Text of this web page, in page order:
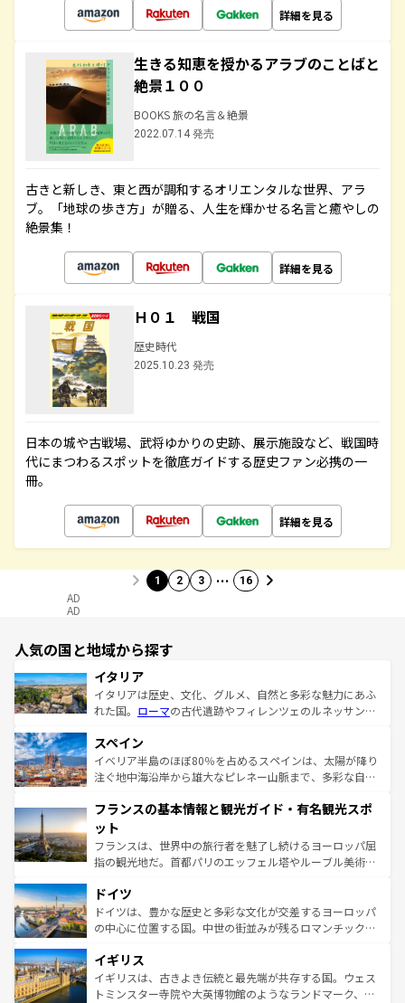
詳細を見る
生きる知恵を授かるアラブのことばと
絶景１００
BOOKS 旅の名言＆絶景
2022.07.14 発売
古きと新しき、東と西が調和するオリエンタルな世界、アラ
ブ。「地球の歩き方」が贈る、人生を輝かせる名言と癒やしの
絶景集！
詳細を見る
Ｈ０１ 戦国
歴史時代
2025.10.23 発売
日本の城や古戦場、武将ゆかりの史跡、展示施設など、戦国時
代にまつわるスポットを徹底ガイドする歴史ファン必携の一
冊。
詳細を見る
1 2 3 … 16
AD
AD
人気の国と地域から探す
イタリア
イタリアは歴史、文化、グルメ、自然と多彩な魅力にあふ
れた国。 ローマの古代遺跡やフィレンツェのルネッサンス
ろん、トスカーナの美しい田園風景やアマルフィ海岸の絶
景など、自然景観も見逃せない。観光の合間には、本場の
ピザやパスタなど、絶品のイタリア料理を堪能することも
ませてくれるイタリアで、忘れられない旅をしてみよう！
なお、新着のイタリア情報は
しい。
スペイン
イベリア半島のほぼ80％を占めるスペインは、太陽が降り
注ぐ地中海沿岸から雄大なピレネー山脈まで、多彩な自然
文化が根付くこの国では、情熱的なフラメンコ、熱気あふ
れる闘牛、そして美味しいタパスが生活の一部となってい
る。首都マドリードの洗練された雰囲気や、バルセロナの
アートに溢れた街角から、地方では古代ローマ遺跡や中世
せる。地方によって風土や気候が異なるスペインはその個
性で訪れる人を魅了する。 なお、新着のスペイン情報は コ
ンテンツ一覧を参照してほしい。
フランスの基本情報と観光ガイド・有名観光スポ
ット
フランスは、世界中の旅行者を魅了し続けるヨーロッパ屈
指の観光地だ。首都パリのエッフェル塔やルーブル美術館
で、幅広い魅力が詰まっている。華麗な宮殿、歴史的な大
聖堂、美しいビーチ、そして豊かな自然が、訪れる者を心
から魅了する。また、フランスは美食の国としても知ら
いる。シャンパンの発祥地であるランス、プロヴァンスの
香り高いラベンダー畑など、多彩な楽しみ方が可能だ。さ
らに、パリ以外の地域にも魅力が溢れており、どの街角に
ドイツ
ドイツは、豊かな歴史と多彩な文化が交差するヨーロッパ
の中心に位置する国。中世の街並みが残るロマンチック街
顔を持つこの国は、どこを歩いても飽きることがない。ベ
ルリンの文化的活気、バイエルン州のアルプスの絶景、そ
してライン川沿いのワイン畑といった風景は必見。ビール
イギリス
イギリスは、古きよき伝統と最先端が共存する国。ウェス
トミンスター寺院や大英博物館のようなランドマーク、歴